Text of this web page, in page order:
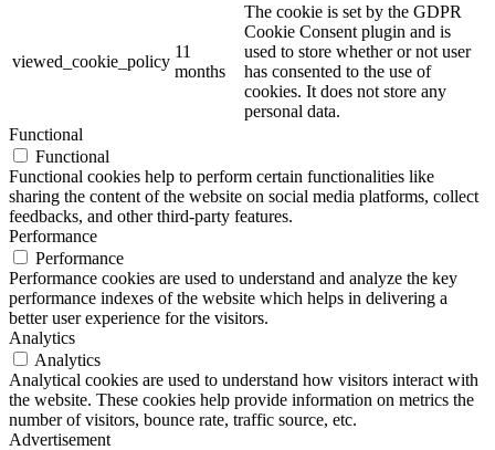
viewed_cookie_policy
11
months
The cookie is set by the GDPR
Cookie Consent plugin and is
used to store whether or not user
has consented to the use of
cookies. It does not store any
personal data.
Functional
Functional
Functional cookies help to perform certain functionalities like
sharing the content of the website on social media platforms, collect
feedbacks, and other third-party features.
Performance
Performance
Performance cookies are used to understand and analyze the key
performance indexes of the website which helps in delivering a
better user experience for the visitors.
Analytics
Analytics
Analytical cookies are used to understand how visitors interact with
the website. These cookies help provide information on metrics the
number of visitors, bounce rate, traffic source, etc.
Advertisement